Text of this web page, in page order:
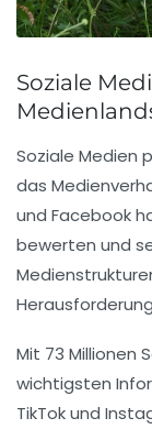
Soziale
Soziale Medien
das
und Facebook
bewerten und
Mit 73 Millionen
wichtigsten
TikTok und